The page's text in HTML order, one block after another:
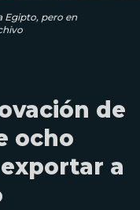
Egipto, pero en
de
ocho
a